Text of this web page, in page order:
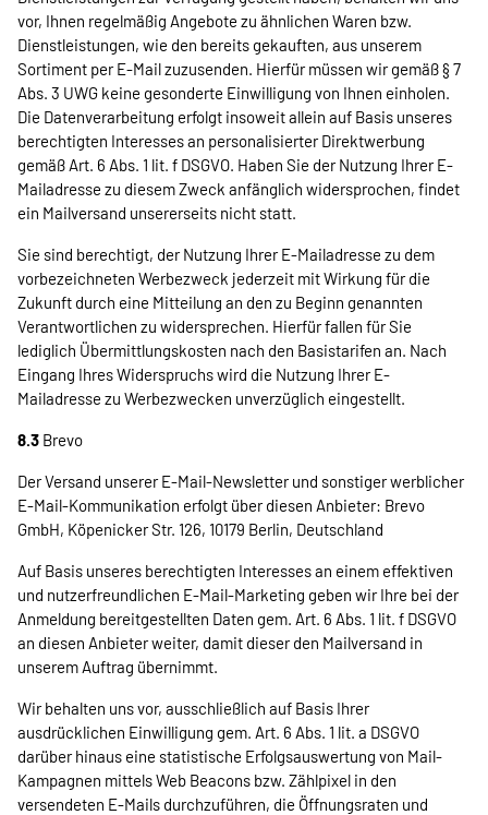
vor, Ihnen regelmäßig Angebote zu ähnlichen Waren bzw.
Dienstleistungen, wie den bereits gekauften, aus unserem
Sortiment per E-Mail zuzusenden. Hierfür müssen wir gemäß § 7
Abs. 3 UWG keine gesonderte Einwilligung von Ihnen einholen.
Die Datenverarbeitung erfolgt insoweit allein auf Basis unseres
berechtigten Interesses an personalisierter Direktwerbung
gemäß Art. 6 Abs. 1 lit. f DSGVO. Haben Sie der Nutzung Ihrer E-
Mailadresse zu diesem Zweck anfänglich widersprochen, findet
ein Mailversand unsererseits nicht statt.
Sie sind berechtigt, der Nutzung Ihrer E-Mailadresse zu dem
vorbezeichneten Werbezweck jederzeit mit Wirkung für die
Zukunft durch eine Mitteilung an den zu Beginn genannten
Verantwortlichen zu widersprechen. Hierfür fallen für Sie
lediglich Übermittlungskosten nach den Basistarifen an. Nach
Eingang Ihres Widerspruchs wird die Nutzung Ihrer E-
Mailadresse zu Werbezwecken unverzüglich eingestellt.
8.3 Brevo
Der Versand unserer E-Mail-Newsletter und sonstiger werblicher
E-Mail-Kommunikation erfolgt über diesen Anbieter: Brevo
GmbH, Köpenicker Str. 126, 10179 Berlin, Deutschland
Auf Basis unseres berechtigten Interesses an einem effektiven
und nutzerfreundlichen E-Mail-Marketing geben wir Ihre bei der
Anmeldung bereitgestellten Daten gem. Art. 6 Abs. 1 lit. f DSGVO
an diesen Anbieter weiter, damit dieser den Mailversand in
unserem Auftrag übernimmt.
Wir behalten uns vor, ausschließlich auf Basis Ihrer
ausdrücklichen Einwilligung gem. Art. 6 Abs. 1 lit. a DSGVO
darüber hinaus eine statistische Erfolgsauswertung von Mail-
Kampagnen mittels Web Beacons bzw. Zählpixel in den
versendeten E-Mails durchzuführen, die Öffnungsraten und